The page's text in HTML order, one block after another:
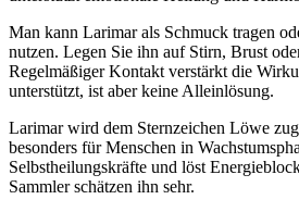
Man kann Larimar als Schmuck tragen
nutzen. Legen Sie ihn auf Stirn, Brust
Regelmäßiger Kontakt verstärkt die
unterstützt, ist aber keine Alleinlösung.
Larimar wird dem Sternzeichen Löwe
besonders für Menschen in
Selbstheilungskräfte und löst
Sammler schätzen ihn sehr.